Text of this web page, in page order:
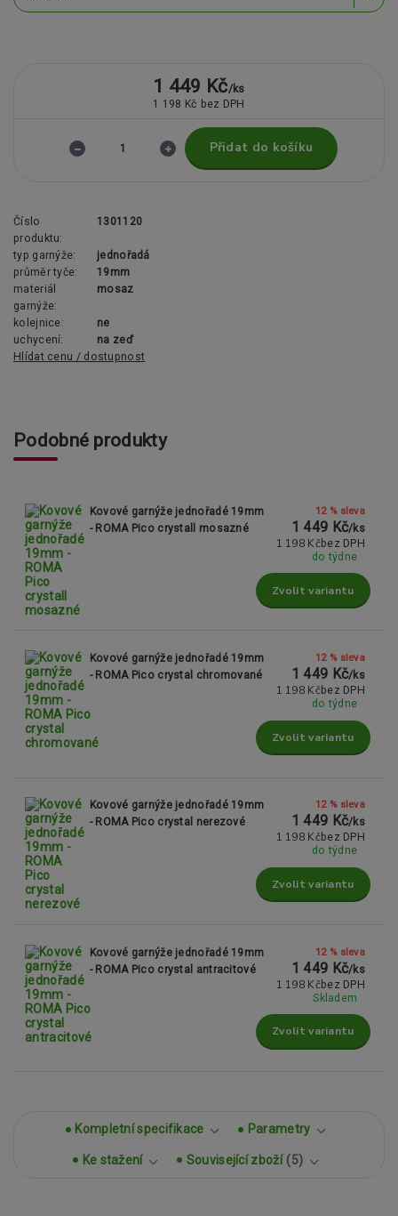
1 449 Kč/ks
1 198 Kč bez DPH
Přidat do košíku
Číslo
produktu:
1301120
typ garnýže:
jednořadá
průměr tyče:
19mm
materiál
garnýže:
mosaz
kolejnice:
ne
uchycení:
na zeď
Hlídat cenu / dostupnost
Podobné produkty
Kovové garnýže jednořadé 19mm
- ROMA Pico crystall mosazné
12 % sleva
1 449 Kč/ks
1 198 Kč bez DPH
do týdne
Zvolit variantu
Kovové garnýže jednořadé 19mm
- ROMA Pico crystal chromované
12 % sleva
1 449 Kč/ks
1 198 Kč bez DPH
do týdne
Zvolit variantu
Kovové garnýže jednořadé 19mm
- ROMA Pico crystal nerezové
12 % sleva
1 449 Kč/ks
1 198 Kč bez DPH
do týdne
Zvolit variantu
Kovové garnýže jednořadé 19mm
- ROMA Pico crystal antracitové
12 % sleva
1 449 Kč/ks
1 198 Kč bez DPH
Skladem
Zvolit variantu
Kompletní specifikace Parametry
Ke stažení Související zboží 5